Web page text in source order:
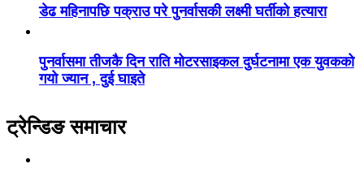
डेढ महिनापछि पक्राउ परे पुनर्वासकी लक्ष्मी घर्तीको हत्यारा
पुनर्वासमा तीजकै दिन राति मोटरसाइकल दुर्घटनामा एक युवकको
गयो ज्यान , दुई घाइते
ट्रेन्डिङ समाचार